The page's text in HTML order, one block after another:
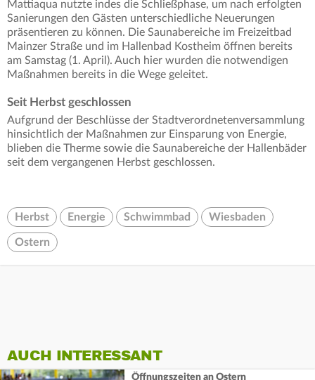
Mattiaqua nutzte indes die Schließphase, um nach erfolgten
Sanierungen den Gästen unterschiedliche Neuerungen
präsentieren zu können. Die Saunabereiche im Freizeitbad
Mainzer Straße und im Hallenbad Kostheim öffnen bereits
am Samstag (1. April). Auch hier wurden die notwendigen
Maßnahmen bereits in die Wege geleitet.
Seit Herbst geschlossen
Aufgrund der Beschlüsse der Stadtverordnetenversammlung
hinsichtlich der Maßnahmen zur Einsparung von Energie,
blieben die Therme sowie die Saunabereiche der Hallenbäder
seit dem vergangenen Herbst geschlossen.
Herbst Energie Schwimmbad Wiesbaden
Ostern
AUCH INTERESSANT
Öffnungszeiten an Ostern